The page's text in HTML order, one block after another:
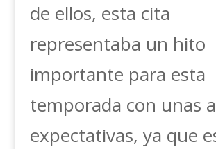
de ellos, esta cita
representaba un hito
importante para esta
temporada con unas
expectativas, ya que